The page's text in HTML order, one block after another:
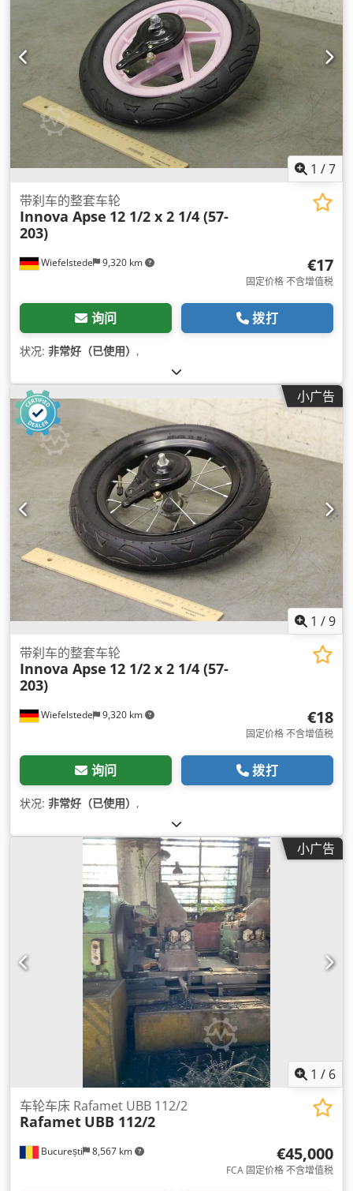
1 /7
Wiefelstede 9,320 km
带刹车的整套车轮
Innova Apse 12 1/2 x 2 1/4 (57-
203)
€17
固定价格 不含增值税
询问 拨打
状况: 非常好（已使用） ,
小广告
1 /9
Wiefelstede 9,320 km
带刹车的整套车轮
Innova Apse 12 1/2 x 2 1/4 (57-
203)
€18
固定价格 不含增值税
询问 拨打
状况: 非常好（已使用） ,
小广告
1 / 6
București 8,567 km
车轮车床 Rafamet UBB 112/2
Rafamet UBB 112/2
€45,000
FCA 固定价格 不含增值税